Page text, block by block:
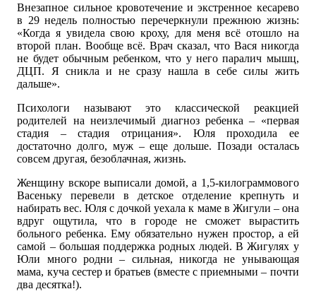
Внезапное сильное кровотечение и экстренное кесарево
в 29 недель полностью перечеркнули прежнюю жизнь:
«Когда я увидела свою кроху, для меня всё отошло на
второй план. Вообще всё. Врач сказал, что Вася никогда
не будет обычным ребенком, что у него паралич мышц,
ДЦП. Я сникла и не сразу нашла в себе силы жить
дальше».
Психологи называют это классической реакцией
родителей на неизлечимый диагноз ребенка – «первая
стадия – стадия отрицания». Юля проходила ее
достаточно долго, муж – еще дольше. Позади осталась
совсем другая, безоблачная, жизнь.
Женщину вскоре выписали домой, а 1,5-килограммового
Васеньку перевели в детское отделение крепнуть и
набирать вес. Юля с дочкой уехала к маме в Жигули – она
вдруг ощутила, что в городе не сможет вырастить
больного ребенка. Ему обязательно нужен простор, а ей
самой – большая поддержка родных людей. В Жигулях у
Юли много родни – сильная, никогда не унывающая
мама, куча сестер и братьев (вместе с приемными – почти
два десятка!).